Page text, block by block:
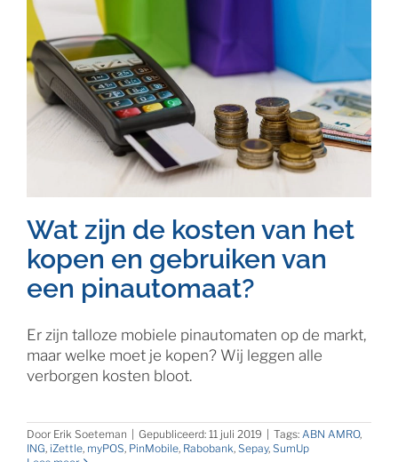
Wat zijn de kosten van het
kopen en gebruiken van
een pinautomaat?
Er zijn talloze mobiele pinautomaten op de markt,
maar welke moet je kopen? Wij leggen alle
verborgen kosten bloot.
Door Erik Soeteman Gepubliceerd: 11 juli 2019 Tags: ABN AMRO,
ING, iZettle, myPOS, PinMobile, Rabobank, Sepay, SumUp